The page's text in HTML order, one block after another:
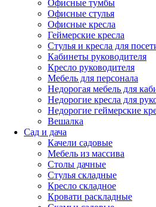
Офисные тумбы
Офисные стулья
Офисные кресла
Геймерские кресла
Стулья и кресла для
Кабинеты руководителя
Кресло руководителя
Мебель для персонала
Недорогая мебель для
Недорогие кресла для
Недорогие геймерские
Вешалка
Сад и дача
Качели садовые
Мебель из массива
Столы дачные
Стулья складные
Кресло складное
Кровати раскладные